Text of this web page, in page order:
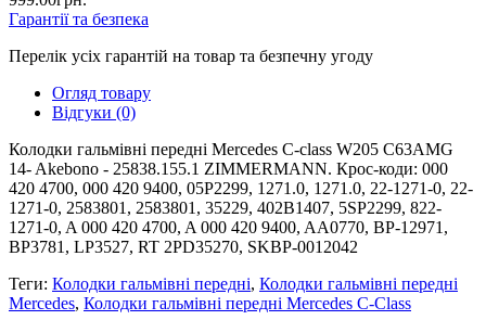
Гарантії та безпека
Перелік усіх гарантій на товар та безпечну угоду
Огляд товару
Відгуки (0)
Колодки гальмівні передні Mercedes C-class W205 C63AMG
14- Akebono - 25838.155.1 ZIMMERMANN. Крос-коди: 000
420 4700, 000 420 9400, 05P2299, 1271.0, 1271.0, 22-1271-0, 22-
1271-0, 2583801, 2583801, 35229, 402B1407, 5SP2299, 822-
1271-0, A 000 420 4700, A 000 420 9400, AA0770, BP-12971,
BP3781, LP3527, RT 2PD35270, SKBP-0012042
Теги: Колодки гальмівні передні, Колодки гальмівні передні
Mercedes, Колодки гальмівні передні Mercedes C-Class